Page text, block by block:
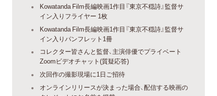
Kowatanda Film長編映画1作目『東京不穏詩』監督サ
イン入りフライヤー 1枚
Kowatanda Film長編映画1作目『東京不穏詩』監督サ
イン入りパンフレット1冊
コレクター皆さんと監督、主演俳優でプライベート
Zoomビデオチャット(質疑応答)
次回作の撮影現場に1日ご招待
オンラインリリースが決まった場合、配信する映画の